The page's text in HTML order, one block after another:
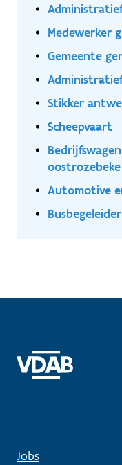
Medewerker
Gemeente
Stikker
Scheepvaart
oostrozebeke
Automotive
Busbegeleider
Jobs